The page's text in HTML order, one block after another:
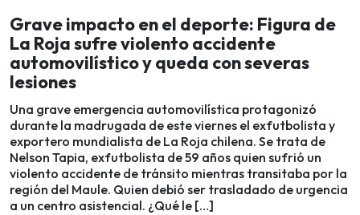
Grave impacto en el deporte: Figura de
La Roja sufre violento accidente
automovilístico y queda con severas
lesiones
Una grave emergencia automovilística protagonizó
durante la madrugada de este viernes el exfutbolista y
exportero mundialista de La Roja chilena. Se trata de
Nelson Tapia, exfutbolista de 59 años quien sufrió un
violento accidente de tránsito mientras transitaba por la
región del Maule. Quien debió ser trasladado de urgencia
a un centro asistencial. ¿Qué le […]